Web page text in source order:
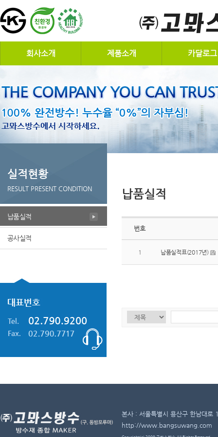
회사소개 제품소개 카달로그
실적현황
RESULT PRESENT CONDITION
납품실적
공사실적
납품실적
번호
1 납품실적표(2017년)
본사 : 서울특별시 용산구 한남대
http://www.bangsuwang.com